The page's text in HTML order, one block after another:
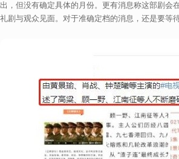
出，但没有确定具体的月份。更有消息称这部剧会
礼剧与观众见面。对于准确定档的消息，还是要等